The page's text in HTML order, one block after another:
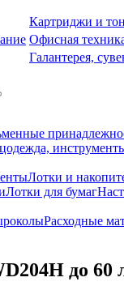
Картриджи и
Офисная
Галантерея,
Лотки и
Лотки для бумаг
Расходные
до 60